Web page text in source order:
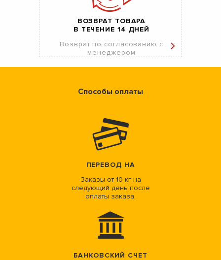
ВОЗВРАТ ТОВАРА
В ТЕЧЕНИЕ 14 ДНЕЙ
Возврат по согласованию с
менеджером
Способы оплаты
ПЕРЕВОД НА
Заказы от 10 кг на
следующий день после
оплаты заказа.
БАНКОВСКИЙ СЧЕТ